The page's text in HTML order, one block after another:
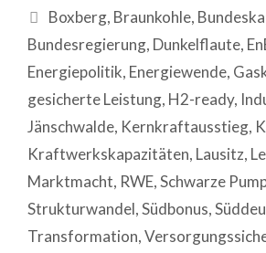
Boxberg, Braunkohle,
Bundesregierung, Dunkelflaute,
Energiepolitik, Energiewende,
gesicherte Leistung, H2-ready,
Jänschwalde, Kernkraftausstieg,
Kraftwerkskapazitäten, Lausitz,
Marktmacht, RWE,Schwarze
Strukturwandel,Südbonus,
Transformation,